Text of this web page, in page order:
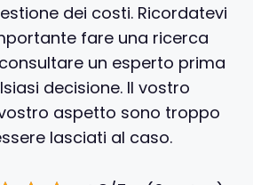
dei costi. Ricordatevi
fare una ricerca
un esperto prima
decisione. Il vostro
aspetto sono troppo
lasciati al caso.